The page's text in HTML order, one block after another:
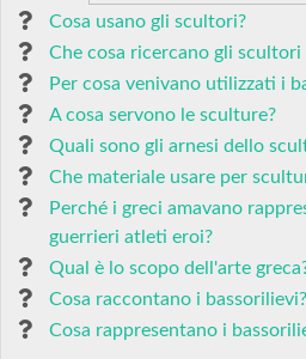
Cosa usano gli scultori?
Che cosa ricercano gli scultori
Per cosa venivano utilizzati i
A cosa servono le sculture?
Quali sono gli arnesi dello
Che materiale usare per
Perché i greci amavano
guerrieri atleti eroi?
Qual è lo scopo dell'arte
Cosa raccontano i bassorilievi?
Cosa rappresentano i